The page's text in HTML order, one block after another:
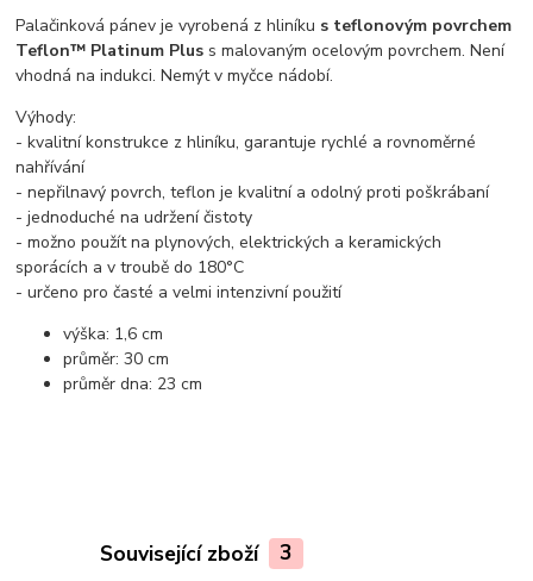
Palačinková pánev je vyrobená z hliníku s teflonovým povrchem
Teflon™ Platinum Plus s malovaným ocelovým povrchem. Není
vhodná na indukci. Nemýt v myčce nádobí.
Výhody:
- kvalitní konstrukce z hliníku, garantuje rychlé a rovnoměrné
nahřívání
- nepřilnavý povrch, teflon je kvalitní a odolný proti poškrábaní
- jednoduché na udržení čistoty
- možno použít na plynových, elektrických a keramických
sporácích a v troubě do 180°C
- určeno pro časté a velmi intenzivní použití
výška: 1,6 cm
průměr: 30 cm
průměr dna: 23 cm
Související zboží 3